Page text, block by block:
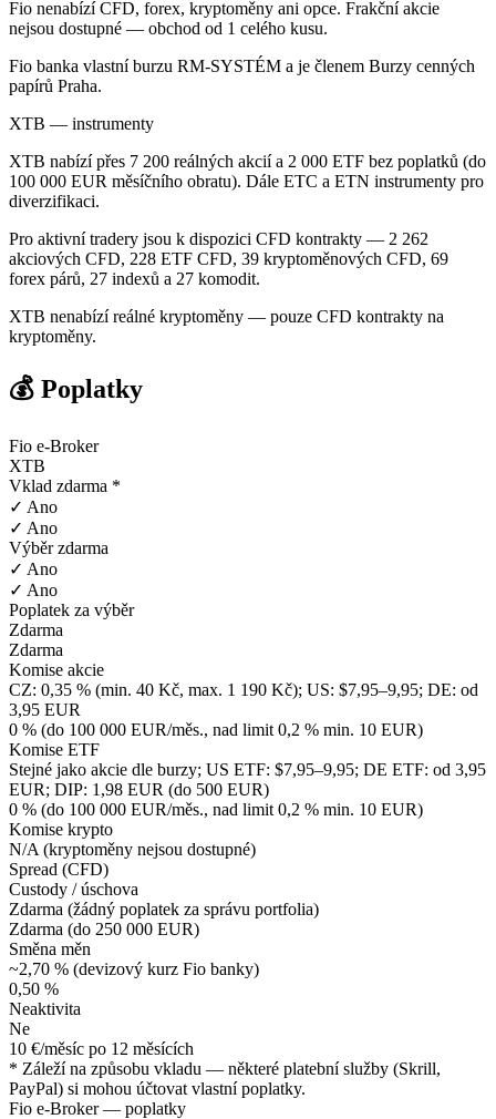
Fio nenabízí CFD, forex, kryptoměny ani opce. Frakční akcie
nejsou dostupné — obchod od 1 celého kusu.
Fio banka vlastní burzu RM-SYSTÉM a je členem Burzy cenných
papírů Praha.
XTB — instrumenty
XTB nabízí přes 7 200 reálných akcií a 2 000 ETF bez poplatků (do
100 000 EUR měsíčního obratu). Dále ETC a ETN instrumenty pro
diverzifikaci.
Pro aktivní tradery jsou k dispozici CFD kontrakty — 2 262
akciových CFD, 228 ETF CFD, 39 kryptoměnových CFD, 69
forex párů, 27 indexů a 27 komodit.
XTB nenabízí reálné kryptoměny — pouze CFD kontrakty na
kryptoměny.
💰 Poplatky
Fio e-Broker
XTB
Vklad zdarma *
✓ Ano
✓ Ano
Výběr zdarma
✓ Ano
✓ Ano
Poplatek za výběr
Zdarma
Zdarma
Komise akcie
CZ: 0,35 % (min. 40 Kč, max. 1 190 Kč); US: $7,95–9,95; DE: od
3,95 EUR
0 % (do 100 000 EUR/měs., nad limit 0,2 % min. 10 EUR)
Komise ETF
Stejné jako akcie dle burzy; US ETF: $7,95–9,95; DE ETF: od 3,95
EUR; DIP: 1,98 EUR (do 500 EUR)
0 % (do 100 000 EUR/měs., nad limit 0,2 % min. 10 EUR)
Komise krypto
N/A (kryptoměny nejsou dostupné)
Spread (CFD)
Custody / úschova
Zdarma (žádný poplatek za správu portfolia)
Zdarma (do 250 000 EUR)
Směna měn
~2,70 % (devizový kurz Fio banky)
0,50 %
Neaktivita
Ne
10 €/měsíc po 12 měsících
* Záleží na způsobu vkladu — některé platební služby (Skrill,
PayPal) si mohou účtovat vlastní poplatky.
Fio e-Broker — poplatky